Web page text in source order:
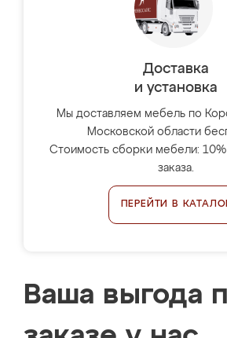
Доставка
и установка
Мы доставляем мебель по
Московской области
Стоимость сборки мебели:
заказа.
ПЕРЕЙТИ В
Ваша выгода